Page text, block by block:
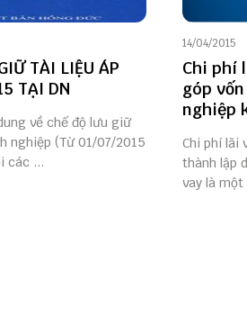
TÀI LIỆU ÁP
TẠI DN
về chế độ lưu giữ
nghiệp (Từ 01/07/2015
các ...
14/04/2015
Chi phí
góp
nghiệp
Chi phí lãi
thành lập
vay là